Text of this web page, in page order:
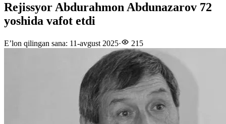
Rejissyor Abdurahmon Abdunazarov 72
yoshida vafot etdi
E’lon qilingan sana: 11-avgust 2025· 215